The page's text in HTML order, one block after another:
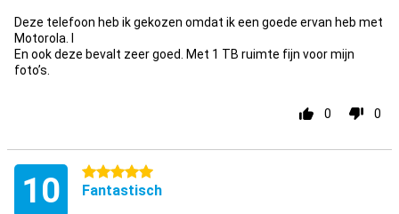
Deze telefoon heb ik gekozen omdat ik een goede ervan heb met
Motorola. I
En ook deze bevalt zeer goed. Met 1 TB ruimte fijn voor mijn
foto’s.
0 0
10 5 sterren
Fantastisch